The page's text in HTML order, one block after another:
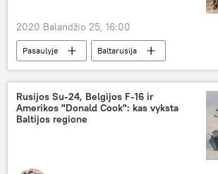
2020 Balandžio 25, 16:00
Pasaulyje
Baltarusija
Aleksandras Lukašenka
Černobylis
COVID-19
pandemija
Rusijos Su-24, Belgijos F-16 ir
Amerikos "Donald Cook": kas vyksta
Baltijos regione